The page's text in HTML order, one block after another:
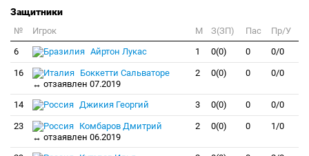
Защитники
№ Игрок M З(ЗП) Пас
Пр/У
6
Айртон Лукас 1 0(0) 0 0/0
16
Боккетти Сальваторе
↔ отзаявлен 07.2019
2 0(0) 0 0/0
14 Джикия Георгий 3 0(0) 0 0/0
23
Комбаров Дмитрий
↔ отзаявлен 06.2019
2 0(0) 0 1/0